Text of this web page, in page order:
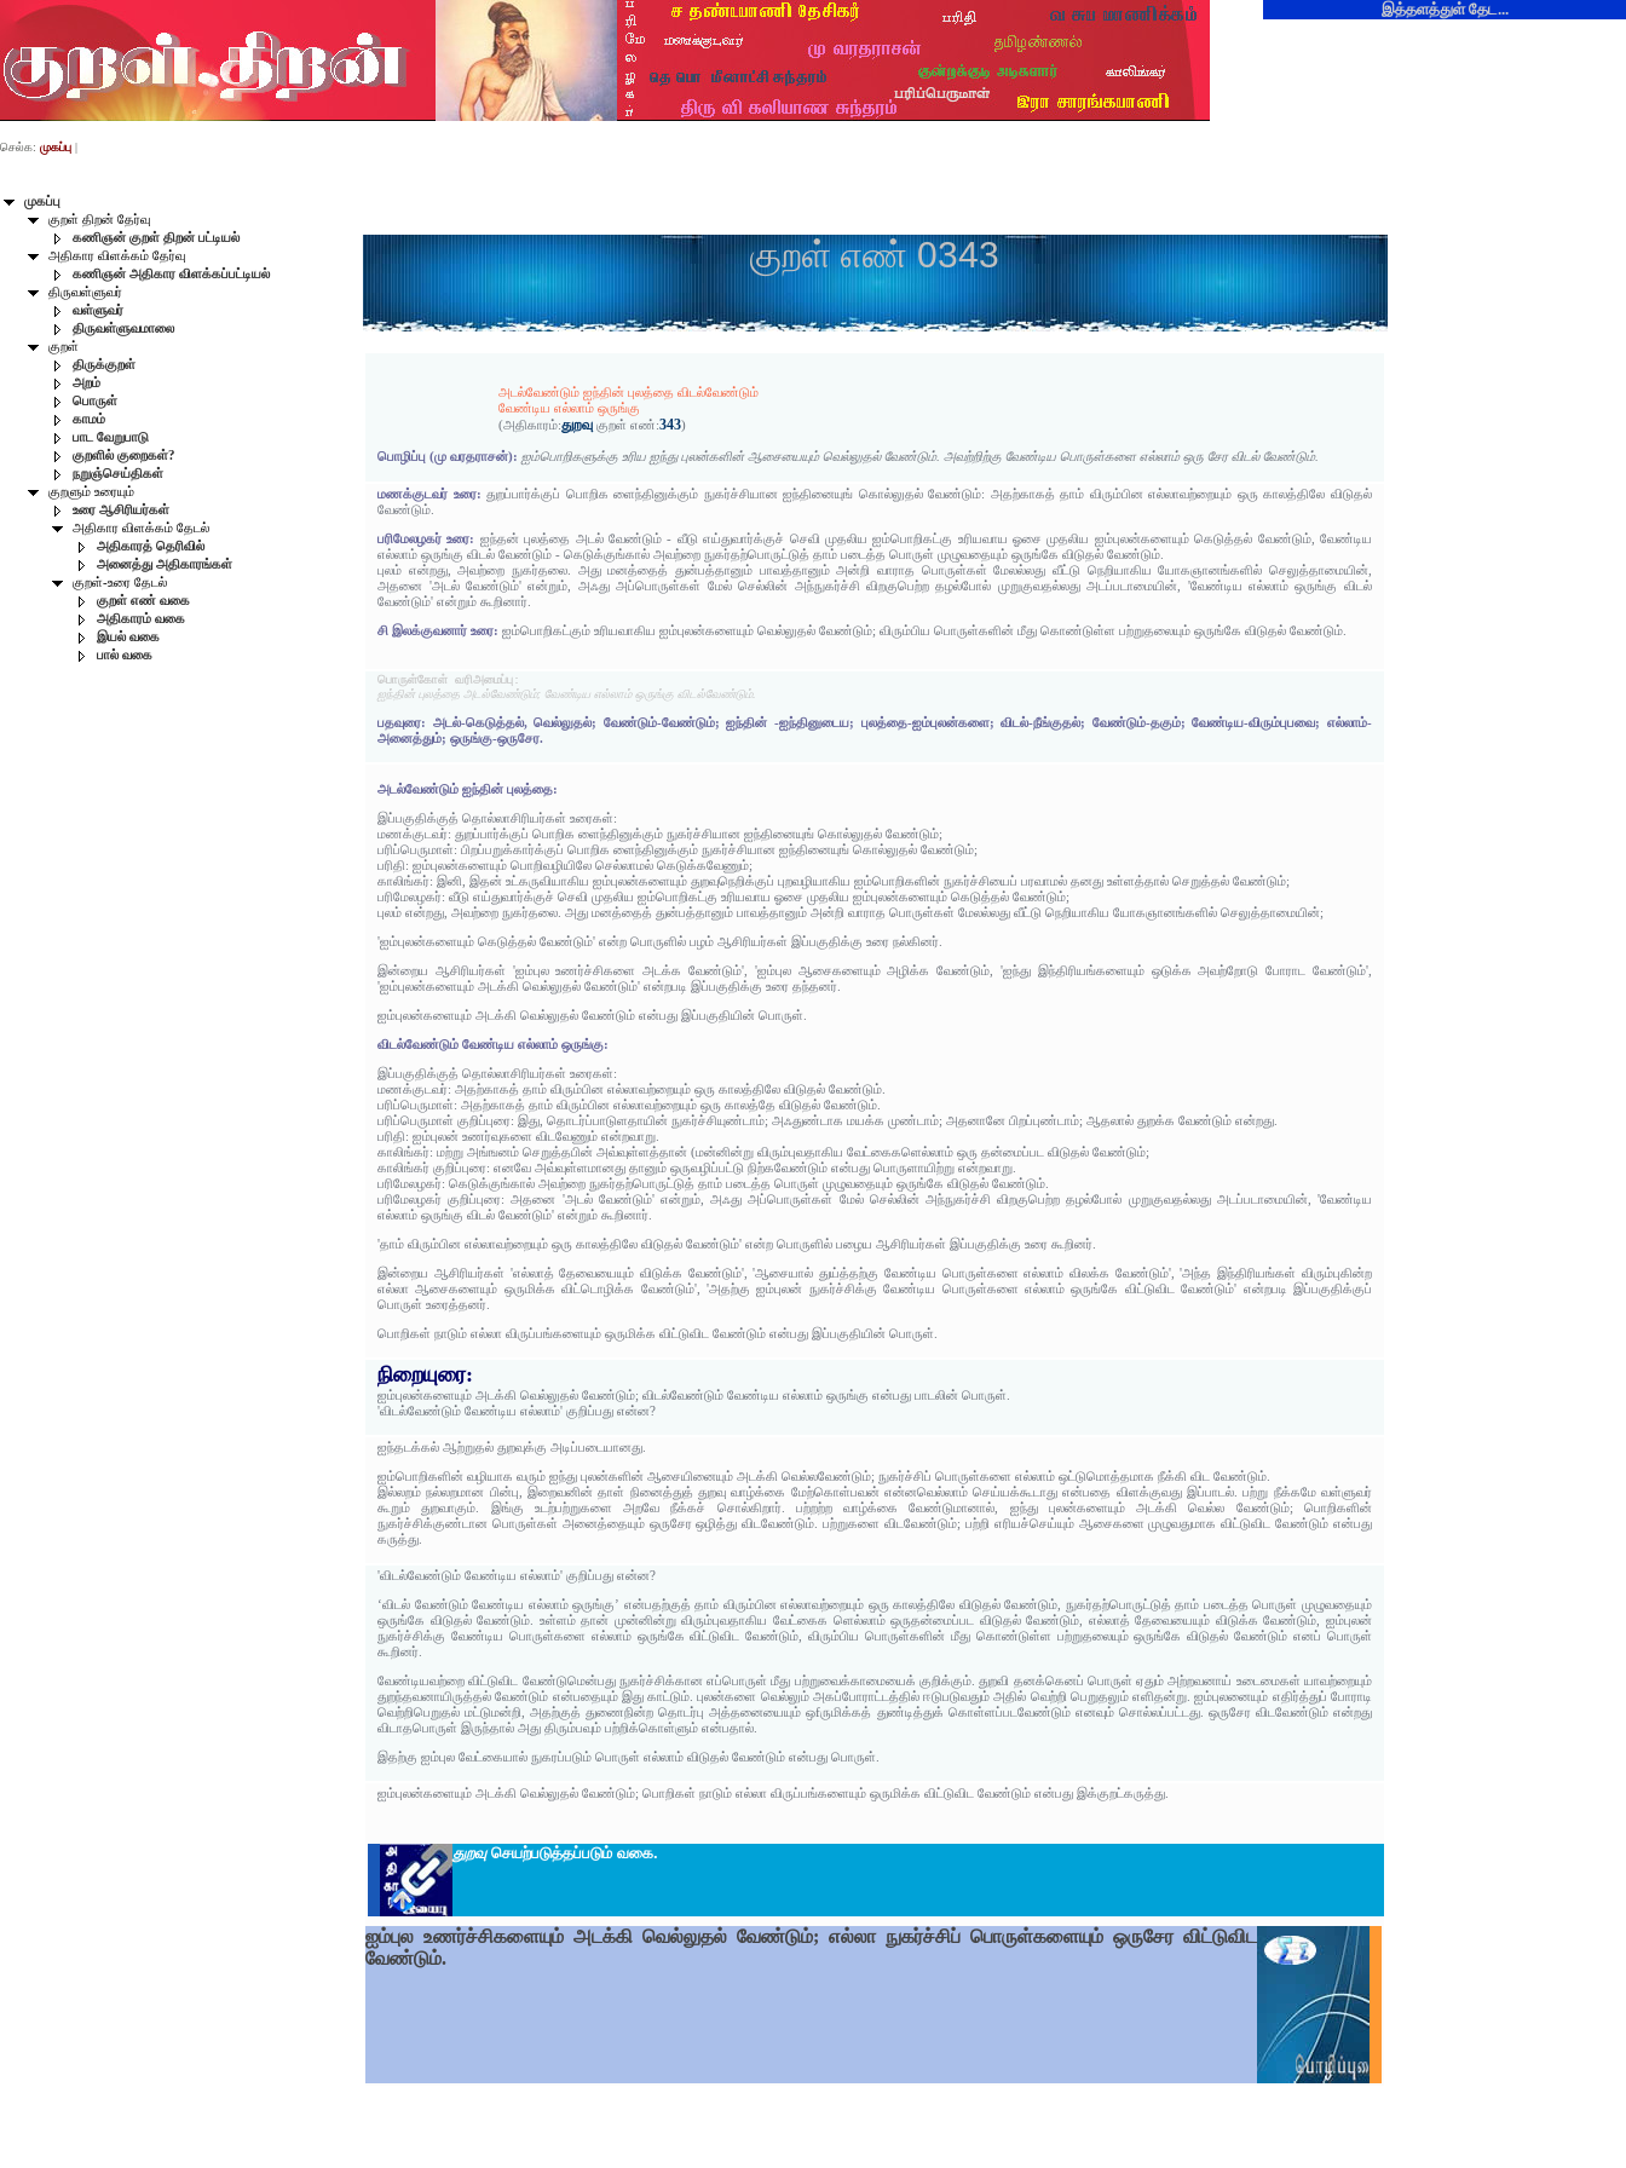
இத்தளத்துள் தேட...
முகப்பு
குறள் திறன் தேர்வு
கணிஞன் குறள் திறன் பட்டியல்
அதிகார விளக்கம் தேர்வு
கணிஞன் அதிகார விளக்கப்பட்டியல்
திருவள்ளுவர்
வள்ளுவர்
திருவள்ளுவமாலை
குறள்
திருக்குறள்
அறம்
பொருள்
காமம்
பாட வேறுபாடு
குறளில் குறைகள்?
நறுஞ்செய்திகள்
குறளும் உரையும்
உரை ஆசிரியர்கள்
அதிகார விளக்கம் தேடல்
அதிகாரத் தெரிவில்
அனைத்து அதிகாரங்கள்
குறள்-உரை தேடல்
குறள் எண் வகை
அதிகாரம் வகை
இயல் வகை
பால் வகை
செல்க: முகப்பு |
குறள் எண் 0343
அடல்வேண்டும் ஐந்தின் புலத்தை விடல்வேண்டும்
வேண்டிய எல்லாம் ஒருங்கு
(அதிகாரம்:துறவு குறள் எண்:343)
பொழிப்பு (மு வரதராசன்): ஐம்பொறிகளுக்கு உரிய ஐந்து புலன்களின் ஆசையையும் வெல்லுதல் வேண்டும். அவற்றிற்கு வேண்டிய பொருள்களை எல்லாம் ஒரு சேர விடல் வேண்டும்.
மணக்குடவர் உரை:துறப்பார்க்குப் பொறிக ளைந்தினுக்கும் நுகர்ச்சியான ஐந்தினையுங் கொல்லுதல் வேண்டும்: அதற்காகத் தாம் விரும்பின எல்லாவற்றையும் ஒரு காலத்திலே விடுதல்
வேண்டும்.
பரிமேலழகர் உரை: ஐந்தன் புலத்தை அடல் வேண்டும் - வீடு எய்துவார்க்குச் செவி முதலிய ஐம்பொறிகட்கு உரியவாய ஓசை முதலிய ஐம்புலன்களையும் கெடுத்தல் வேண்டும், வேண்டிய
எல்லாம் ஒருங்கு விடல் வேண்டும் - கெடுக்குங்கால் அவற்றை நுகர்தற்பொருட்டுத் தாம் படைத்த பொருள் முழுவதையும் ஒருங்கே விடுதல் வேண்டும்.
புலம் என்றது, அவற்றை நுகர்தலை. அது மனத்தைத் துன்பத்தானும் பாவத்தானும் அன்றி வாராத பொருள்கள் மேலல்லது வீட்டு நெறியாகிய யோகஞானங்களில் செலுத்தாமையின்,
அதனை 'அடல் வேண்டும்' என்றும், அஃது அப்பொருள்கள் மேல் செல்லின் அந்நுகர்ச்சி விறகுபெற்ற தழல்போல் முறுகுவதல்லது அடப்படாமையின், 'வேண்டிய எல்லாம் ஒருங்கு விடல்
வேண்டும்' என்றும் கூறினார்.
சி இலக்குவனார் உரை:ஐம்பொறிகட்கும் உரியவாகிய ஐம்புலன்களையும் வெல்லுதல் வேண்டும்; விரும்பிய பொருள்களின் மீது கொண்டுள்ள பற்றுதலையும் ஒருங்கே விடுதல் வேண்டும்.
பொருள்கோள் வரிஅமைப்பு:
ஐந்தின் புலத்தை அடல்வேண்டும்; வேண்டிய எல்லாம் ஒருங்கு விடல்வேண்டும்.
பதவுரை: அடல்-கெடுத்தல், வெல்லுதல்; வேண்டும்-வேண்டும்; ஐந்தின் -ஐந்தினுடைய; புலத்தை-ஐம்புலன்களை; விடல்-நீங்குதல்; வேண்டும்-தகும்; வேண்டிய-விரும்புபவை; எல்லாம்-
அனைத்தும்; ஒருங்கு-ஒருசேர.
அடல்வேண்டும் ஐந்தின் புலத்தை:
இப்பகுதிக்குத் தொல்லாசிரியர்கள் உரைகள்:
மணக்குடவர்: துறப்பார்க்குப் பொறிக ளைந்தினுக்கும் நுகர்ச்சியான ஐந்தினையுங் கொல்லுதல் வேண்டும்;
பரிப்பெருமாள்: பிறப்பறுக்கார்க்குப் பொறிக ளைந்தினுக்கும் நுகர்ச்சியான ஐந்தினையுங் கொல்லுதல் வேண்டும்;
பரிதி: ஐம்புலன்களையும் பொறிவழியிலே செல்லாமல் கெடுக்கவேணும்;
காலிங்கர்: இனி, இதன் உட்கருவியாகிய ஐம்புலன்களையும் துறவுநெறிக்குப் புறவழியாகிய ஐம்பொறிகளின் நுகர்ச்சியைப் பரவாமல் தனது உள்ளத்தால் செறுத்தல் வேண்டும்;
பரிமேலழகர்: வீடு எய்துவார்க்குச் செவி முதலிய ஐம்பொறிகட்கு உரியவாய ஓசை முதலிய ஐம்புலன்களையும் கெடுத்தல் வேண்டும்;
புலம் என்றது, அவற்றை நுகர்தலை. அது மனத்தைத் துன்பத்தானும் பாவத்தானும் அன்றி வாராத பொருள்கள் மேலல்லது வீட்டு நெறியாகிய யோகஞானங்களில் செலுத்தாமையின்;
'ஐம்புலன்களையும் கெடுத்தல் வேண்டும்' என்ற பொருளில் பழம் ஆசிரியர்கள் இப்பகுதிக்கு உரை நல்கினர்.
இன்றைய ஆசிரியர்கள் 'ஐம்புல உணர்ச்சிகளை அடக்க வேண்டும்', 'ஐம்புல ஆசைகளையும் அழிக்க வேண்டும், 'ஐந்து இந்திரியங்களையும் ஒடுக்க அவற்றோடு போராட வேண்டும்',
'ஐம்புலன்களையும் அடக்கி வெல்லுதல் வேண்டும்' என்றபடி இப்பகுதிக்கு உரை தந்தனர்.
ஐம்புலன்களையும் அடக்கி வெல்லுதல் வேண்டும் என்பது இப்பகுதியின் பொருள்.
விடல்வேண்டும் வேண்டிய எல்லாம் ஒருங்கு:
இப்பகுதிக்குத் தொல்லாசிரியர்கள் உரைகள்:
மணக்குடவர்: அதற்காகத் தாம் விரும்பின எல்லாவற்றையும் ஒரு காலத்திலே விடுதல் வேண்டும்.
பரிப்பெருமாள்: அதற்காகத் தாம் விரும்பின எல்லாவற்றையும் ஒரு காலத்தே விடுதல் வேண்டும்.
பரிப்பெருமாள் குறிப்புரை: இது, தொடர்ப்பாடுளதாயின் நுகர்ச்சியுண்டாம்; அஃதுண்டாக மயக்க முண்டாம்; அதனானே பிறப்புண்டாம்; ஆதலால் துறக்க வேண்டும் என்றது.
பரிதி: ஐம்புலன் உணர்வுகளை விடவேணும் என்றவாறு.
காலிங்கர்: மற்று அங்ஙனம் செறுத்தபின் அவ்வுள்ளத்தான் (மன்னின்று விரும்புவதாகிய வேட்கைகளெல்லாம் ஒரு தன்மைப்பட விடுதல் வேண்டும்;
காலிங்கர் குறிப்புரை: எனவே அவ்வுள்ளமானது தானும் ஒருவழிப்பட்டு நிற்கவேண்டும் என்பது பொருளாயிற்று என்றவாறு.
பரிமேலழகர்: கெடுக்குங்கால் அவற்றை நுகர்தற்பொருட்டுத் தாம் படைத்த பொருள் முழுவதையும் ஒருங்கே விடுதல் வேண்டும்.
பரிமேலழகர் குறிப்புரை: அதனை 'அடல் வேண்டும்' என்றும், அஃது அப்பொருள்கள் மேல் செல்லின் அந்நுகர்ச்சி விறகுபெற்ற தழல்போல் முறுகுவதல்லது அடப்படாமையின், 'வேண்டிய
எல்லாம் ஒருங்கு விடல் வேண்டும்' என்றும் கூறினார்.
'தாம் விரும்பின எல்லாவற்றையும் ஒரு காலத்திலே விடுதல் வேண்டும்' என்ற பொருளில் பழைய ஆசிரியர்கள் இப்பகுதிக்கு உரை கூறினர்.
இன்றைய ஆசிரியர்கள் 'எல்லாத் தேவையையும் விடுக்க வேண்டும்', 'ஆசையால் துய்த்தற்கு வேண்டிய பொருள்களை எல்லாம் விலக்க வேண்டும்', 'அந்த இந்திரியங்கள் விரும்புகின்ற
எல்லா ஆசைகளையும் ஒருமிக்க விட்டொழிக்க வேண்டும்', 'அதற்கு ஐம்புலன் நுகர்ச்சிக்கு வேண்டிய பொருள்களை எல்லாம் ஒருங்கே விட்டுவிட வேண்டும்' என்றபடி இப்பகுதிக்குப்
பொருள் உரைத்தனர்.
பொறிகள் நாடும் எல்லா விருப்பங்களையும் ஒருமிக்க விட்டுவிட வேண்டும் என்பது இப்பகுதியின் பொருள்.
நிறையுரை:
ஐம்புலன்களையும் அடக்கி வெல்லுதல் வேண்டும்; விடல்வேண்டும் வேண்டிய எல்லாம் ஒருங்கு என்பது பாடலின் பொருள்.
'விடல்வேண்டும் வேண்டிய எல்லாம்' குறிப்பது என்ன?
ஐந்தடக்கல் ஆற்றுதல் துறவுக்கு அடிப்படையானது.
ஐம்பொறிகளின் வழியாக வரும் ஐந்து புலன்களின் ஆசையினையும் அடக்கி வெல்லவேண்டும்; நுகர்ச்சிப் பொருள்களை எல்லாம் ஒட்டுமொத்தமாக நீக்கி விட வேண்டும்.
இல்லறம் நல்லறமான பின்பு, இறைவனின் தாள் நினைத்துத் துறவு வாழ்க்கை மேற்கொள்பவன் என்னவெல்லாம் செய்யக்கூடாது என்பதை விளக்குவது இப்பாடல். பற்று நீக்கமே வள்ளுவர்
கூறும் துறவாகும். இங்கு உடற்பற்றுகளை அறவே நீக்கச் சொல்கிறார். பற்றற்ற வாழ்க்கை வேண்டுமானால், ஐந்து புலன்களையும் அடக்கி வெல்ல வேண்டும்; பொறிகளின்
நுகர்ச்சிக்குண்டான பொருள்கள் அனைத்தையும் ஒருசேர ஒழித்து விடவேண்டும். பற்றுகளை விடவேண்டும்; பற்றி எரியச்செய்யும் ஆசைகளை முழுவதுமாக விட்டுவிட வேண்டும் என்பது
கருத்து.
'விடல்வேண்டும் வேண்டிய எல்லாம்' குறிப்பது என்ன?
‘விடல் வேண்டும் வேண்டிய எல்லாம் ஒருங்கு’ என்பதற்குத் தாம் விரும்பின எல்லாவற்றையும் ஒரு காலத்திலே விடுதல் வேண்டும், நுகர்தற்பொருட்டுத் தாம் படைத்த பொருள் முழுவதையும்
ஒருங்கே விடுதல் வேண்டும். உள்ளம் தான் முன்னின்று விரும்புவதாகிய வேட்கைக ளெல்லாம் ஒருதன்மைப்பட விடுதல் வேண்டும், எல்லாத் தேவையையும் விடுக்க வேண்டும், ஐம்புலன்
நுகர்ச்சிக்கு வேண்டிய பொருள்களை எல்லாம் ஒருங்கே விட்டுவிட வேண்டும், விரும்பிய பொருள்களின் மீது கொண்டுள்ள பற்றுதலையும் ஒருங்கே விடுதல் வேண்டும் எனப் பொருள்
கூறினர்.
வேண்டியவற்றை விட்டுவிட வேண்டுமென்பது நுகர்ச்சிக்கான எப்பொருள் மீது பற்றுவைக்காமையைக் குறிக்கும். துறவி தனக்கெனப் பொருள் ஏதும் அற்றவனாய் உடைமைகள் யாவற்றையும்
துறந்தவனாயிருத்தல் வேண்டும் என்பதையும் இது காட்டும். புலன்களை வெல்லும் அகப்போராட்டத்தில் ஈடுபடுவதும் அதில் வெற்றி பெறுதலும் எளிதன்று. ஐம்புலனையும் எதிர்த்துப் போராடி
வெற்றிபெறுதல் மட்டுமன்றி, அதற்குத் துணைநின்ற தொடர்பு அத்தனையையும் ஒfருமிக்கத் துண்டித்துக் கொள்ளப்படவேண்டும் எனவும் சொல்லப்பட்டது. ஒருசேர விடவேண்டும் என்றது
விடாதபொருள் இருந்தால் அது திரும்பவும் பற்றிக்கொள்ளும் என்பதால்.
இதற்கு ஐம்புல வேட்கையால் நுகரப்படும் பொருள் எல்லாம் விடுதல் வேண்டும் என்பது பொருள்.
ஐம்புலன்களையும் அடக்கி வெல்லுதல் வேண்டும்; பொறிகள் நாடும் எல்லா விருப்பங்களையும் ஒருமிக்க விட்டுவிட வேண்டும் என்பது இக்குறட்கருத்து.
துறவுசெயற்படுத்தப்படும் வகை.
ஐம்புல உணர்ச்சிகளையும் அடக்கி வெல்லுதல் வேண்டும்; எல்லா நுகர்ச்சிப் பொருள்களையும் ஒருசேர விட்டுவிட
வேண்டும்.